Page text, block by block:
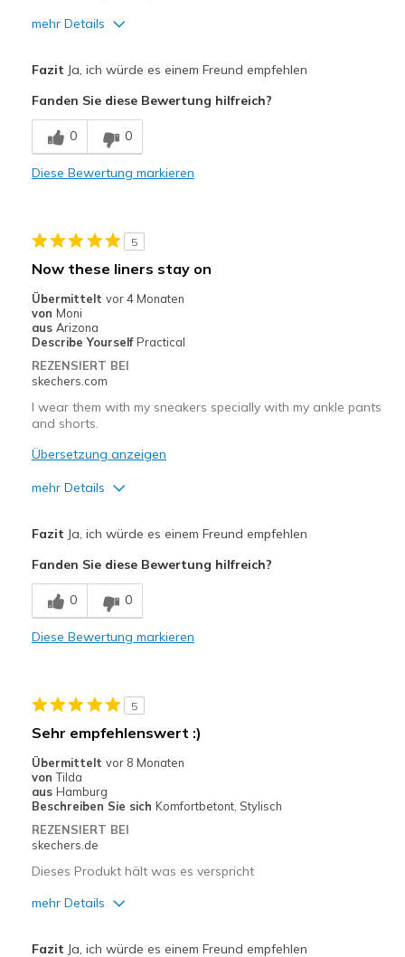
mehr Details
Comfortable
Geeignete Verwendung
Casual Wear
Sizing
Feels true to size
Fazit Ja, ich würde es einem Freund empfehlen
Fanden Sie diese Bewertung hilfreich?
0 0
Diese Bewertung markieren
5
Now these liners stay on
Übermittelt vor 4 Monaten
von Moni
aus Arizona
Describe Yourself Practical
REZENSIERT BEI
skechers.com
I wear them with my sneakers specially with my ankle pants
and shorts.
Übersetzung anzeigen
mehr Details
Geeignete Verwendung
Casual Wear
Going Out
Feels true to size
View On Shoes
I'm Into Shoes
Fazit Ja, ich würde es einem Freund empfehlen
Fanden Sie diese Bewertung hilfreich?
0 0
Diese Bewertung markieren
5
Sehr empfehlenswert :)
Übermittelt vor 8 Monaten
von Tilda
aus Hamburg
Beschreiben Sie sich Komfortbetont, Stylisch
REZENSIERT BEI
skechers.de
Dieses Produkt hält was es verspricht
mehr Details
Fazit Ja, ich würde es einem Freund empfehlen